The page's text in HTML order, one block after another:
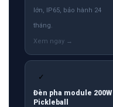
lớn, IP65, bảo hành 24
tháng.
✓
Đèn pha module 200W
Pickleball